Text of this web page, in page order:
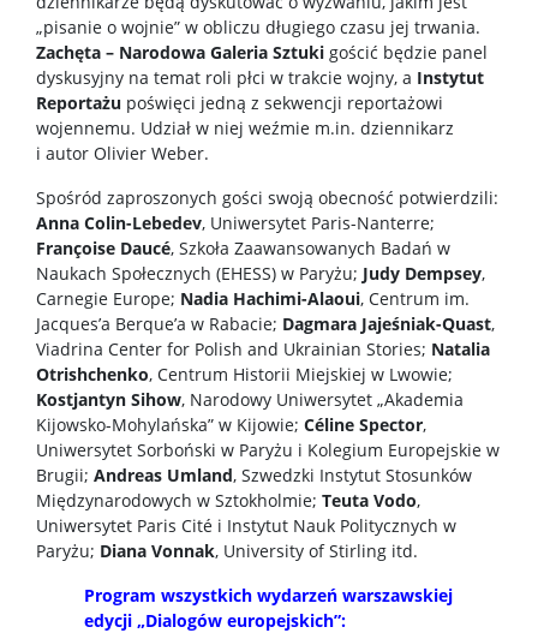
„pisanie o wojnie” w obliczu długiego czasu jej trwania.
Zachęta – Narodowa Galeria Sztuki gościć będzie panel
dyskusyjny na temat roli płci w trakcie wojny, a Instytut
Reportażu poświęci jedną z sekwencji reportażowi
wojennemu. Udział w niej weźmie m.in. dziennikarz
i autor Olivier Weber.
Spośród zaproszonych gości swoją obecność potwierdzili:
Anna Colin-Lebedev, Uniwersytet Paris-Nanterre;
Françoise Daucé, Szkoła Zaawansowanych Badań w
Naukach Społecznych (EHESS) w Paryżu; Judy Dempsey,
Carnegie Europe; Nadia Hachimi-Alaoui, Centrum im.
Jacques’a Berque’a w Rabacie; Dagmara Jajeśniak-Quast,
Viadrina Center for Polish and Ukrainian Stories; Natalia
Otrishchenko, Centrum Historii Miejskiej w Lwowie;
Kostjantyn Sihow, Narodowy Uniwersytet „Akademia
Kijowsko-Mohylańska” w Kijowie; Céline Spector,
Uniwersytet Sorboński w Paryżu i Kolegium Europejskie w
Brugii; Andreas Umland, Szwedzki Instytut Stosunków
Międzynarodowych w Sztokholmie; Teuta Vodo,
Uniwersytet Paris Cité i Instytut Nauk Politycznych w
Paryżu; Diana Vonnak, University of Stirling itd.
Program wszystkich wydarzeń warszawskiej
edycji „Dialogów europejskich”: